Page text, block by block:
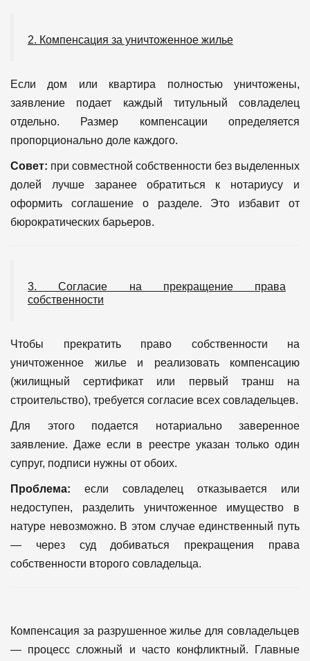
2. Компенсация за уничтоженное жилье
Если дом или квартира полностью уничтожены,
заявление подает каждый титульный совладелец
отдельно. Размер компенсации определяется
пропорционально доле каждого.
Совет: при совместной собственности без выделенных
долей лучше заранее обратиться к нотариусу и
оформить соглашение о разделе. Это избавит от
бюрократических барьеров.
3. Согласие на прекращение права
собственности
Чтобы прекратить право собственности на
уничтоженное жилье и реализовать компенсацию
(жилищный сертификат или первый транш на
строительство), требуется согласие всех совладельцев.
Для этого подается нотариально заверенное
заявление. Даже если в реестре указан только один
супруг, подписи нужны от обоих.
Проблема: если совладелец отказывается или
недоступен, разделить уничтоженное имущество в
натуре невозможно. В этом случае единственный путь
— через суд добиваться прекращения права
собственности второго совладельца.
Компенсация за разрушенное жилье для совладельцев
— процесс сложный и часто конфликтный. Главные